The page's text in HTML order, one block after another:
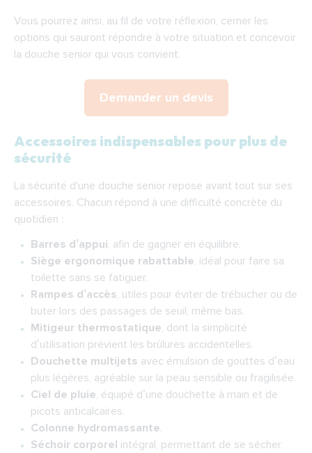
Vous pourrez ainsi, au fil de votre réflexion, cerner les
options qui sauront répondre à votre situation et concevoir
la douche senior qui vous convient.
Demander un devis
Accessoires indispensables pour plus de
sécurité
La sécurité d'une douche senior repose avant tout sur ses
accessoires. Chacun répond à une difficulté concrète du
quotidien :
Barres d’appui, afin de gagner en équilibre.
Siège ergonomique rabattable, idéal pour faire sa
toilette sans se fatiguer.
Rampes d’accès, utiles pour éviter de trébucher ou de
buter lors des passages de seuil, même bas.
Mitigeur thermostatique, dont la simplicité
d’utilisation prévient les brûlures accidentelles.
Douchette multijets avec émulsion de gouttes d’eau
plus légères, agréable sur la peau sensible ou fragilisée.
Ciel de pluie, équipé d’une douchette à main et de
picots anticalcaires.
Colonne hydromassante.
Séchoir corporel intégral, permettant de se sécher